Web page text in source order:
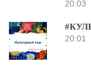
20:03
20:01